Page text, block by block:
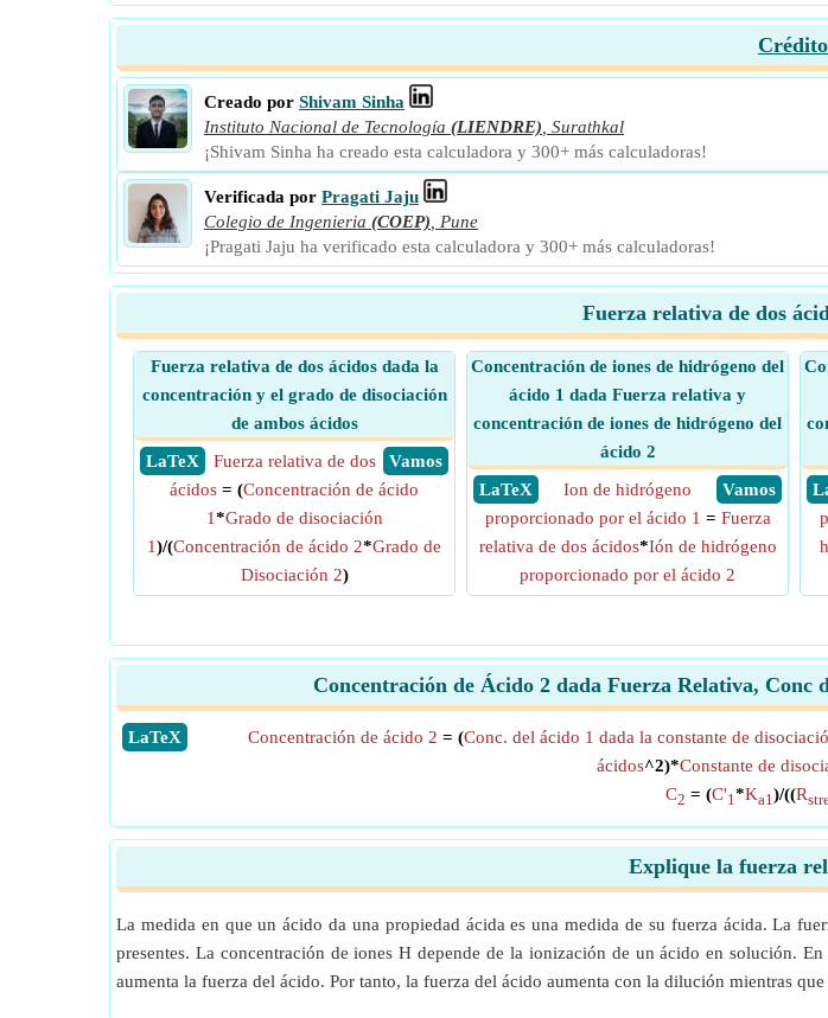
Creado por Shivam Sinha
Instituto Nacional de Tecnología (LIENDRE) Surathkal
¡Shivam Sinha ha creado esta calculadora y 300+ más calculadoras!
Verificada por Pragati Jaju
Colegio de Ingenieria (COEP)
Pune
¡Pragati Jaju ha verificado esta calculadora y 300+ más calculadoras!
Fuerza relativa de dos
Fuerza relativa de dos ácidos dada la
concentración y el grado de disociación
de ambos ácidos
​ LaTeX
​ Vamos
Fuerza relativa de dos
ácidos = (Concentración de ácido
1*Grado de disociación
1)/(Concentración de ácido 2*Grado de
Disociación 2)
Concentración de iones de hidrógeno del
ácido 1 dada Fuerza relativa y
concentración de iones de hidrógeno del
ácido 2
​ LaTeX
​ Vamos
Ion de hidrógeno
proporcionado por el ácido 1 = Fuerza
relativa de dos ácidos*Ión de hidrógeno
proporcionado por el ácido 2
Concentración de Ácido 2 dada Fuerza Relativa, Conc
​LaTeX Concentración de ácido 2 = (Conc. del ácido 1 dada la constante de
ácidos^2)*Constante de
C2 = (C'1*Ka1)/((R
Explique la fuerza
La medida en que un ácido da una propiedad ácida es una medida de su fuerza ácida. La
presentes. La concentración de iones H depende de la ionización de un ácido en solución.
aumenta la fuerza del ácido. Por tanto, la fuerza del ácido aumenta con la dilución mientras